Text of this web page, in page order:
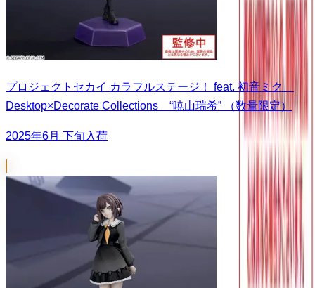
プロジェクトセカイ カラフルステージ！ feat. 初音ミク
Desktop×Decorate Collections “暁山瑞希” （数量限定）
2025年6月 下旬入荷